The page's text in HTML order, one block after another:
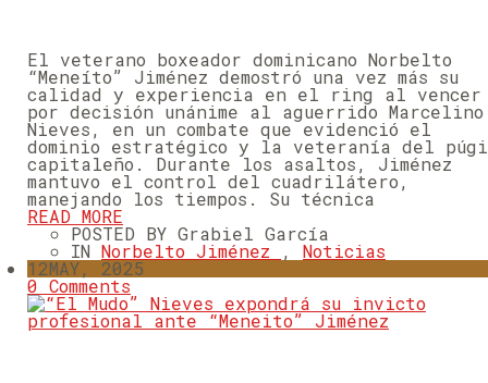
El veterano boxeador dominicano Norbelto
“Meneíto” Jiménez demostró una vez más su
calidad y experiencia en el ring al vencer
por decisión unánime al aguerrido Marcelino
Nieves, en un combate que evidenció el
dominio estratégico y la veteranía del
capitaleño. Durante los asaltos, Jiménez
mantuvo el control del cuadrilátero,
manejando los tiempos. Su técnica
READ MORE
POSTED BY Grabiel García
IN Norbelto Jiménez , Noticias
12MAY, 2025
0 Comments